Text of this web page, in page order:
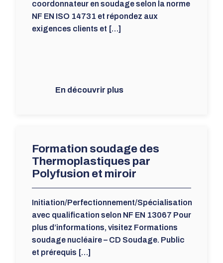
coordonnateur en soudage selon la norme
NF EN ISO 14731 et répondez aux
exigences clients et […]
En découvrir plus
Formation soudage des
Thermoplastiques par
Polyfusion et miroir
Initiation/Perfectionnement/Spécialisation
avec qualification selon NF EN 13067 Pour
plus d’informations, visitez Formations
soudage nucléaire – CD Soudage. Public
et prérequis […]